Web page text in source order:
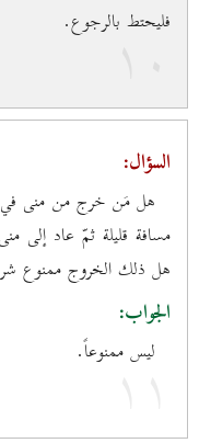
فليحتط بالرجوع.
۱٠
السؤال:
هل مَن خرج من منى في
مسافة قليلة ثمّ عاد إلى
هل ذلك الخروج ممنوع
الجواب:
ليس ممنوعاً.
۱۱